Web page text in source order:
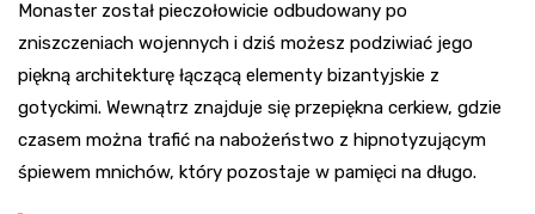
Monaster został pieczołowicie odbudowany po
zniszczeniach wojennych i dziś możesz podziwiać jego
piękną architekturę łączącą elementy bizantyjskie z
gotyckimi. Wewnątrz znajduje się przepiękna cerkiew, gdzie
czasem można trafić na nabożeństwo z hipnotyzującym
śpiewem mnichów, który pozostaje w pamięci na długo.